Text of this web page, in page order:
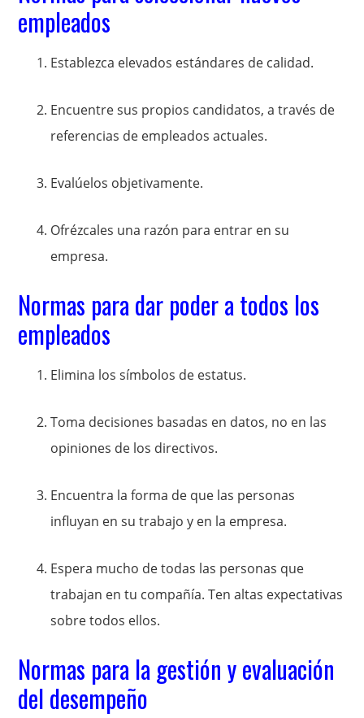
empleados
Establezca elevados estándares de calidad.
Encuentre sus propios candidatos, a través de
referencias de empleados actuales.
Evalúelos objetivamente.
Ofrézcales una razón para entrar en su
empresa.
Normas para dar poder a todos los
empleados
Elimina los símbolos de estatus.
Toma decisiones basadas en datos, no en las
opiniones de los directivos.
Encuentra la forma de que las personas
influyan en su trabajo y en la empresa.
Espera mucho de todas las personas que
trabajan en tu compañía. Ten altas expectativas
sobre todos ellos.
Normas para la gestión y evaluación
del desempeño